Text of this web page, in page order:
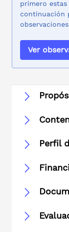
primero
continuación
Ver
Perfil